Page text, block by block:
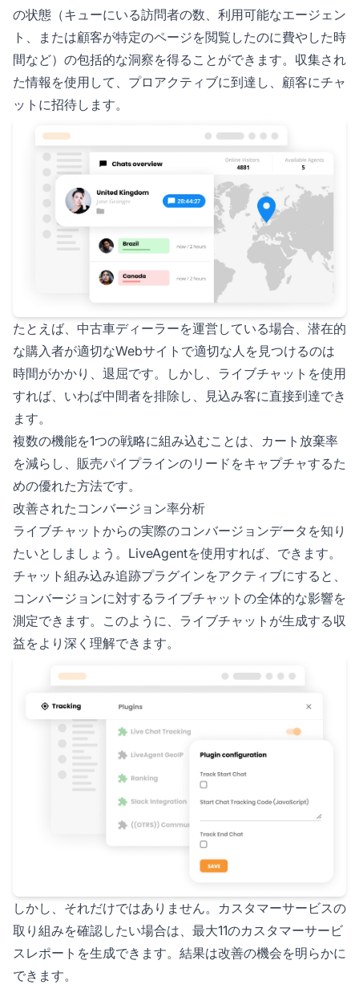
の状態（キューにいる訪問者の数、利用可能なエージェン
ト、または顧客が特定のページを閲覧したのに費やした時
間など）の包括的な洞察を得ることができます。収集され
た情報を使用して、プロアクティブに到達し、顧客にチャ
ットに招待します。
たとえば、中古車ディーラーを運営している場合、潜在的
な購入者が適切なWebサイトで適切な人を見つけるのは
時間がかかり、退屈です。しかし、ライブチャットを使用
すれば、いわば中間者を排除し、見込み客に直接到達でき
ます。
複数の機能を1つの戦略に組み込むことは、カート放棄率
を減らし、販売パイプラインのリードをキャプチャするた
めの優れた方法です。
改善されたコンバージョン率分析
ライブチャットからの実際のコンバージョンデータを知り
たいとしましょう。LiveAgentを使用すれば、できます。
チャット組み込み追跡プラグインをアクティブにすると、
コンバージョンに対するライブチャットの全体的な影響を
測定できます。このように、ライブチャットが生成する収
益をより深く理解できます。
しかし、それだけではありません。カスタマーサービスの
取り組みを確認したい場合は、最大11のカスタマーサービ
スレポートを生成できます。結果は改善の機会を明らかに
できます。